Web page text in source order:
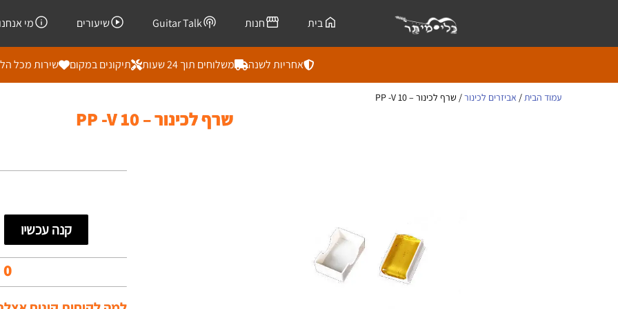
בית חנות Guitar Talk שיעורים מי אנחנו
אחריות לשנה משלוחים תוך 24 שעות תיקונים במקום שירות מכל
עמוד הבית/ אביזרים לכינור/ שרף לכינור – PP -V 10
שרף לכינור – PP -V 10
קנה עכשיו